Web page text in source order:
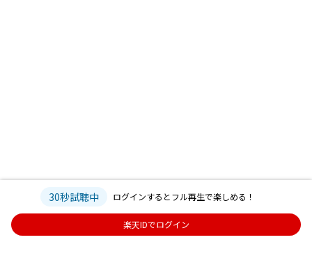
30秒試聴中 ログインするとフル再生で楽しめる！
楽天IDでログイン